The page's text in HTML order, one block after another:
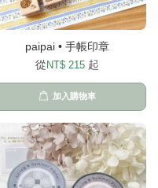
paipai • 手帳印章
從 NT$ 215 起
加入購物車